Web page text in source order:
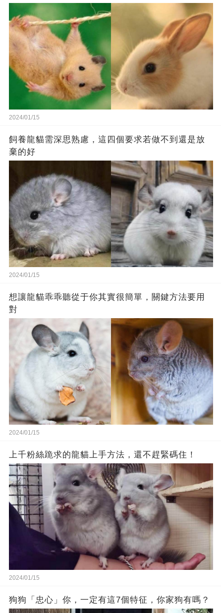
2024/01/15
飼養龍貓需深思熟慮，這四個要求若做不到還是放
棄的好
2024/01/15
想讓龍貓乖乖聽從于你其實很簡單，關鍵方法要用
對
2024/01/15
上千粉絲跪求的龍貓上手方法，還不趕緊碼住！
2024/01/15
狗狗「忠心」你，一定有這7個特征，你家狗有嗎？